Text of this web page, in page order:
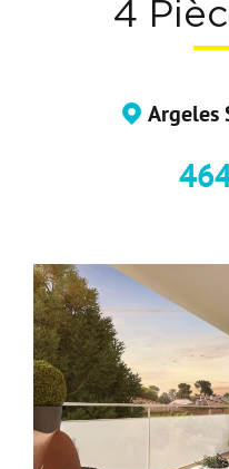
4
Argeles